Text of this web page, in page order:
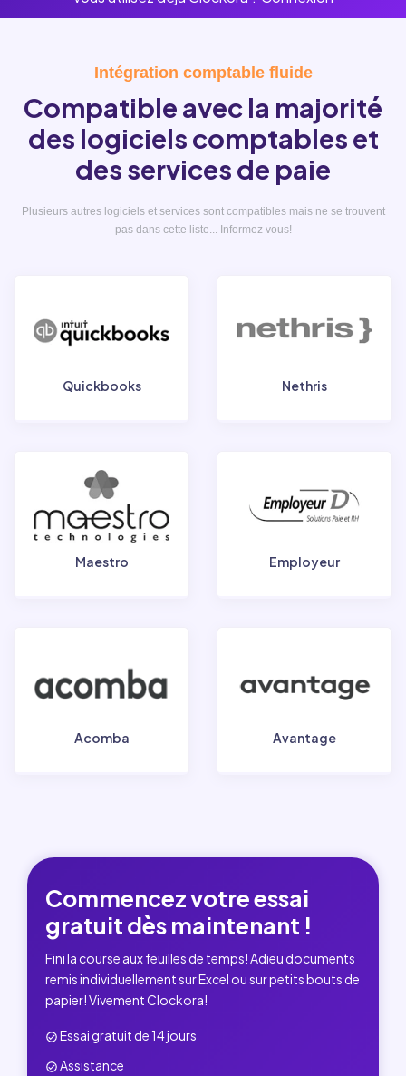
Intégration comptable fluide
Compatible avec la majorité
des logiciels comptables et
des services de paie
Plusieurs autres logiciels et services sont compatibles mais ne se trouvent
pas dans cette liste... Informez vous!
Quickbooks Nethris
Maestro Employeur
Acomba Avantage
Commencez votre essai
gratuit dès maintenant !
Fini la course aux feuilles de temps! Adieu documents
remis individuellement sur Excel ou sur petits bouts de
papier! Vivement Clockora!
Essai gratuit de 14 jours
Assistance